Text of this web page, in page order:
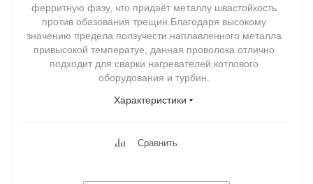
ферритную фазу, что придаёт металлу швастойкость
против обазования трещин.Благодаря высокому
значению предела ползучести наплавленного металла
привысокой температуе, данная проволока отлично
подходит для сварки нагревателей,котлового
оборудования и турбин.
Характеристики
Сравнить